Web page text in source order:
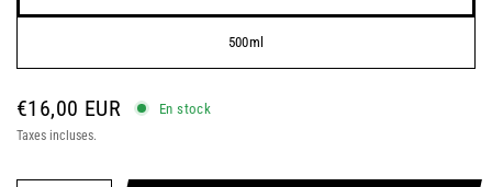
500ml
€16,00 EUR En stock
Taxes incluses.